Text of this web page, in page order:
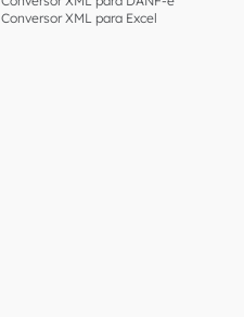
Conversor XML para Excel